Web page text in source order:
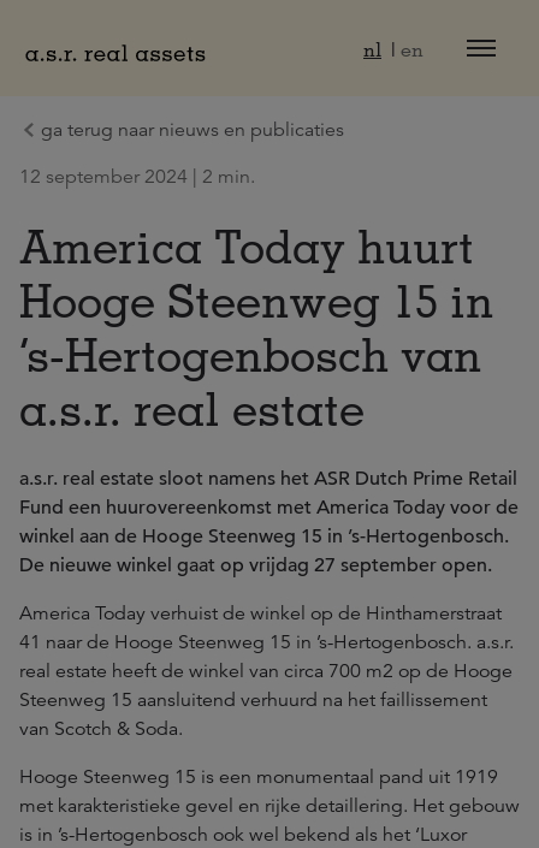
nl en
ga terug naar nieuws en publicaties
12 september 2024 | 2 min.
America Today huurt
Hooge Steenweg 15 in
’s-Hertogenbosch van
a.s.r. real estate
a.s.r. real estate sloot namens het ASR Dutch Prime Retail
Fund een huurovereenkomst met America Today voor de
winkel aan de Hooge Steenweg 15 in ’s-Hertogenbosch.
De nieuwe winkel gaat op vrijdag 27 september open.
America Today verhuist de winkel op de Hinthamerstraat
41 naar de Hooge Steenweg 15 in ’s-Hertogenbosch. a.s.r.
real estate heeft de winkel van circa 700 m2 op de Hooge
Steenweg 15 aansluitend verhuurd na het faillissement
van Scotch & Soda.
Hooge Steenweg 15 is een monumentaal pand uit 1919
met karakteristieke gevel en rijke detaillering. Het gebouw
is in ’s-Hertogenbosch ook wel bekend als het ‘Luxor